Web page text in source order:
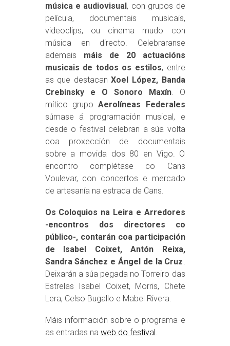
música e audiovisual, con grupos de
película, documentais musicais,
videoclips, ou cinema mudo con
música en directo. Celebraranse
ademais máis de 20 actuacións
musicais de todos os estilos, entre
as que destacanXoel López, Banda
Crebinsky e O Sonoro Maxín. O
mítico grupoAerolíneas Federales
súmase á programación musical, e
desde o festival celebran a súa volta
coa proxección de documentais
sobre a movida dos 80 en Vigo. O
encontro complétase co Cans
Voulevar, con concertos e mercado
de artesanía na estrada de Cans.
Os Coloquios na Leira e Arredores
-encontros dos directores co
público-, contarán coa participación
de Isabel Coixet, Antón Reixa,
Sandra Sánchez e Ángel de la Cruz
Deixarán a súa pegada no Torreiro das
Estrelas Isabel Coixet, Morris, Chete
Lera, Celso Bugallo e Mabel Rivera.
Máis información sobre o programa e
as entradas na web do festival